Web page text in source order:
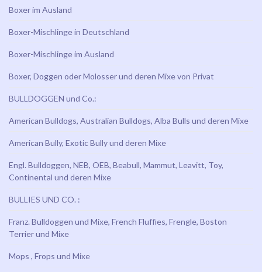
Boxer im Ausland
Boxer-Mischlinge in Deutschland
Boxer-Mischlinge im Ausland
Boxer, Doggen oder Molosser und deren Mixe von Privat
BULLDOGGEN und Co.:
American Bulldogs, Australian Bulldogs, Alba Bulls und deren Mixe
American Bully, Exotic Bully und deren Mixe
Engl. Bulldoggen, NEB, OEB, Beabull, Mammut, Leavitt, Toy,
Continental und deren Mixe
BULLIES UND CO. :
Franz. Bulldoggen und Mixe, French Fluffies, Frengle, Boston
Terrier und Mixe
Mops , Frops und Mixe